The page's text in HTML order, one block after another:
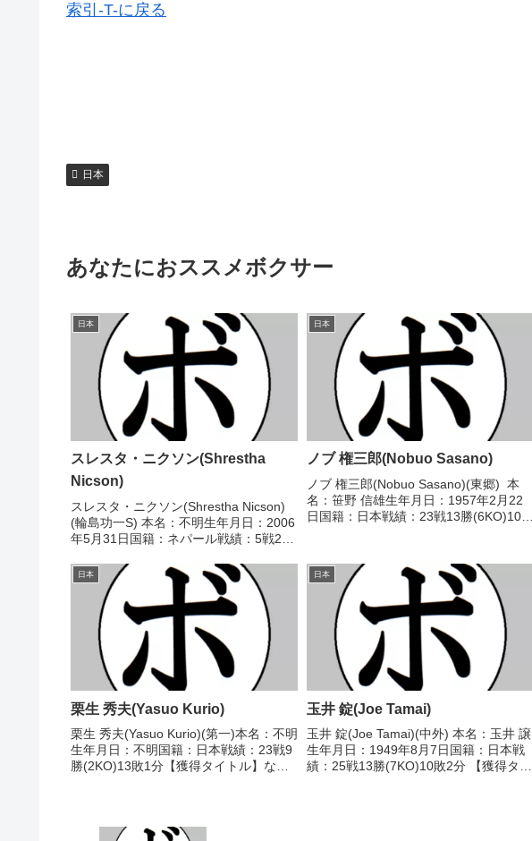
索引-T-に戻る
日本
あなたにおススメボクサー
日本
スレスタ・ニクソン(Shrestha
Nicson)
スレスタ・ニクソン(Shrestha Nicson)
(輪島功一S) 本名：不明生年月日：2006
年5月31日国籍：ネパール戦績：5戦2勝
DANGANトーナメントバンタム級優
勝 【戦歴】2025/04/18...
日本
ノブ 権三郎(Nobuo Sasano)
ノブ 権三郎(Nobuo Sasano)(東郷) 本
名：笹野 信雄生年月日：1957年2月22
日国籍：日本戦績：23戦13勝(6KO)10
木 良信(...
日本
栗生 秀夫(Yasuo Kurio)
栗生 秀夫(Yasuo Kurio)(第一)本名：不明
生年月日：不明国籍：日本戦績：23戦9
勝(2KO)13敗1分【獲得タイトル】なし
日本
玉井 錠(Joe Tamai)
玉井 錠(Joe Tamai)(中外) 本名：玉井 譲
生年月日：1949年8月7日国籍：日本戦
績：25戦13勝(7KO)10敗2分 【獲得タイ